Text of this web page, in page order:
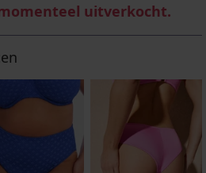
uitverkocht.